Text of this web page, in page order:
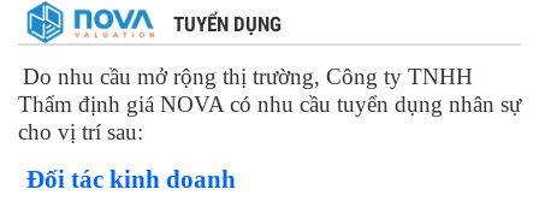
TUYỂN DỤNG
Do nhu cầu mở rộng thị trường, Công ty TNHH
Thẩm định giá NOVA có nhu cầu tuyển dụng nhân sự
cho vị trí sau:
Đối tác kinh doanh